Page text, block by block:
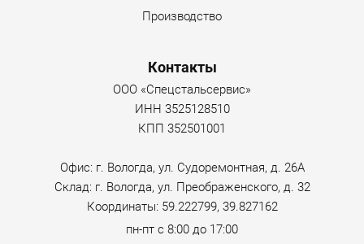
Производство
Контакты
ООО «Спецстальсервис»
ИНН 3525128510
КПП 352501001
Офис: г. Вологда, ул. Судоремонтная, д. 26А
Склад: г. Вологда, ул. Преображенского, д. 32
Координаты: 59.222799, 39.827162
пн-пт с 8:00 до 17:00